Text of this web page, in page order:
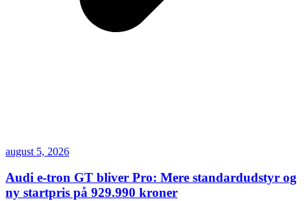
august 5, 2026
Audi e-tron GT bliver Pro: Mere standardudstyr og
ny startpris på 929.990 kroner